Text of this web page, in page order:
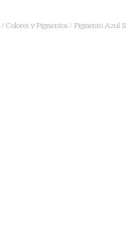
/ Colores y Pigmentos / Pigmento Azul